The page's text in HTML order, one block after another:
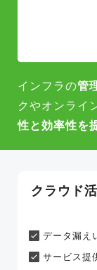
インフラの管
クやオンライ
性と効率性を
クラウド
データ漏え
サービス提